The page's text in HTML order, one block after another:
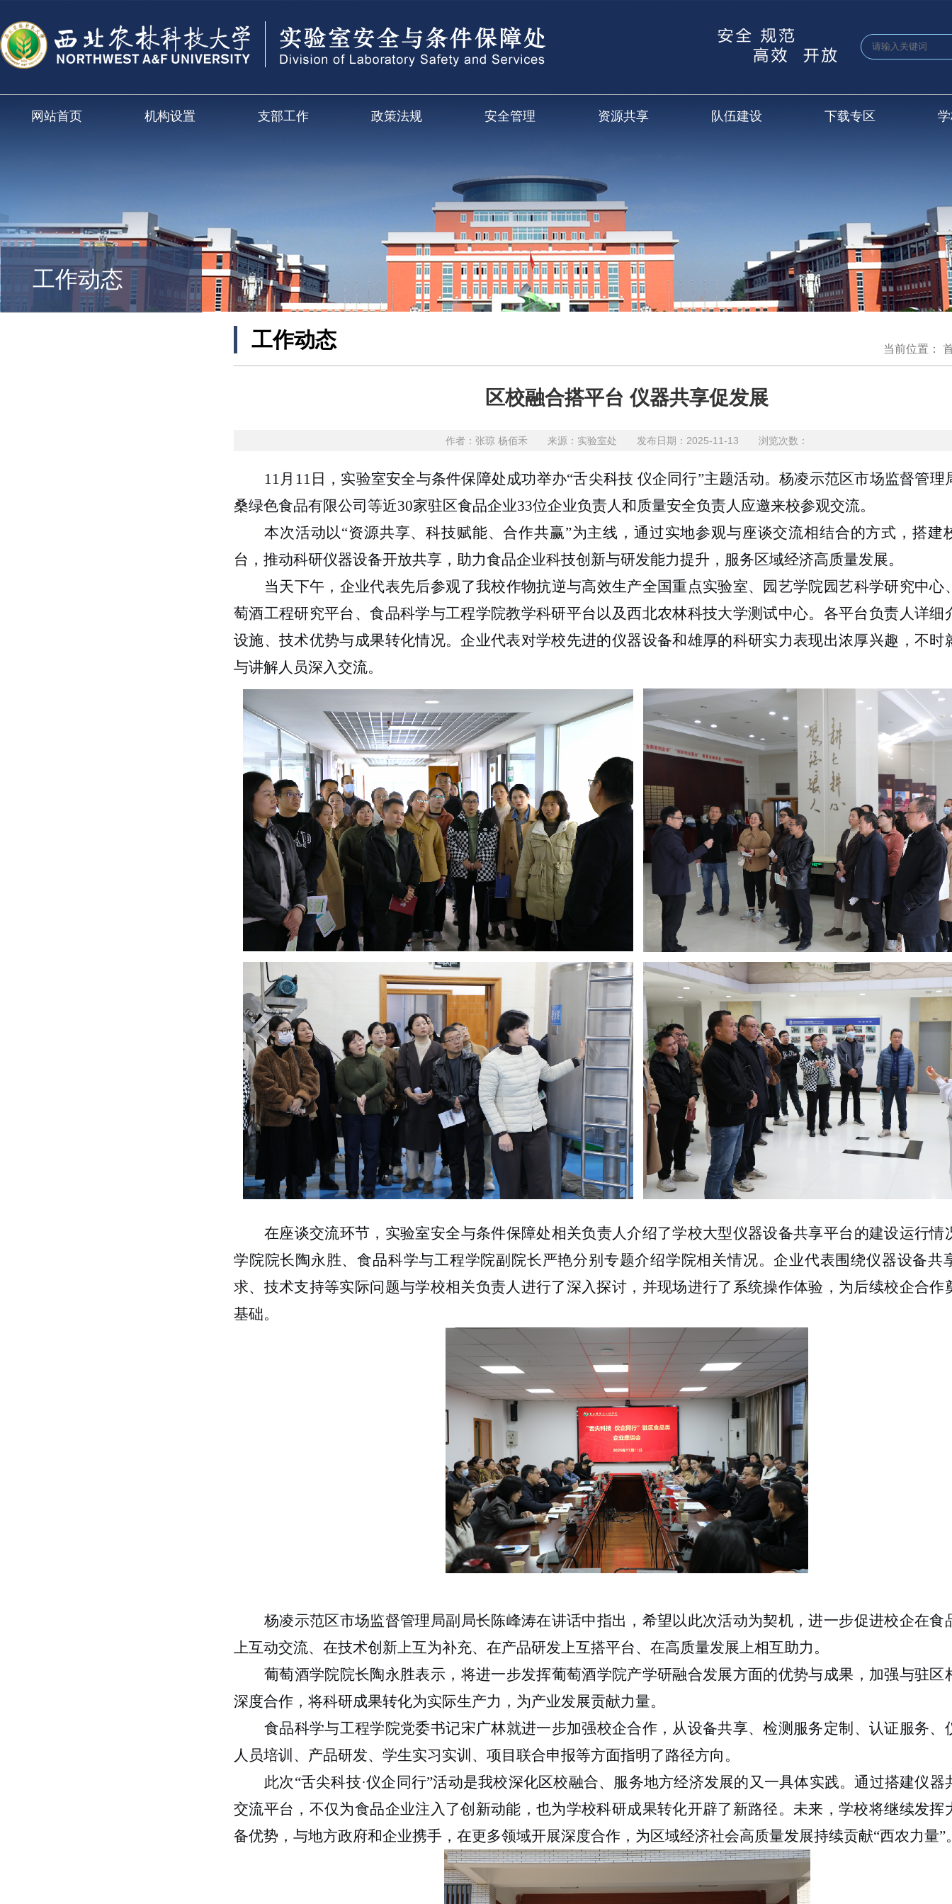
网站首页 机构设置 支部工作 政策法规 安全管理 资源共享 队伍建设 下载专区
工作动态
当前位置：
工作动态
区校融合搭平台 仪器共享促发展
作者：张琼 杨佰禾 来源：实验室处 发布日期：2025-11-13 浏览次数：
11月11日，实验室安全与条件保障处成功举办“舌尖科技 仪企同行”主题活动。杨凌示范区市场监督管理
桑绿色食品有限公司等近30家驻区食品企业33位企业负责人和质量安全负责人应邀来校参观交流。
本次活动以“资源共享、科技赋能、合作共赢”为主线，通过实地参观与座谈交流相结合的方式，搭建
台，推动科研仪器设备开放共享，助力食品企业科技创新与研发能力提升，服务区域经济高质量发展。
当天下午，企业代表先后参观了我校作物抗逆与高效生产全国重点实验室、园艺学院园艺科学研究中心
萄酒工程研究平台、食品科学与工程学院教学科研平台以及西北农林科技大学测试中心。各平台负责人详细
设施、技术优势与成果转化情况。企业代表对学校先进的仪器设备和雄厚的科研实力表现出浓厚兴趣，不时
与讲解人员深入交流。
在座谈交流环节，实验室安全与条件保障处相关负责人介绍了学校大型仪器设备共享平台的建设运行情
学院院长陶永胜、食品科学与工程学院副院长严艳分别专题介绍学院相关情况。企业代表围绕仪器设备共
求、技术支持等实际问题与学校相关负责人进行了深入探讨，并现场进行了系统操作体验，为后续校企合作
基础。
杨凌示范区市场监督管理局副局长陈峰涛在讲话中指出，希望以此次活动为契机，进一步促进校企在食
上互动交流、在技术创新上互为补充、在产品研发上互搭平台、在高质量发展上相互助力。
葡萄酒学院院长陶永胜表示，将进一步发挥葡萄酒学院产学研融合发展方面的优势与成果，加强与驻区
深度合作，将科研成果转化为实际生产力，为产业发展贡献力量。
食品科学与工程学院党委书记宋广林就进一步加强校企合作，从设备共享、检测服务定制、认证服务、
人员培训、产品研发、学生实习实训、项目联合申报等方面指明了路径方向。
此次“舌尖科技·仪企同行”活动是我校深化区校融合、服务地方经济发展的又一具体实践。通过搭建仪器
交流平台，不仅为食品企业注入了创新动能，也为学校科研成果转化开辟了新路径。未来，学校将继续发挥
备优势，与地方政府和企业携手，在更多领域开展深度合作，为区域经济社会高质量发展持续贡献“西农力量”